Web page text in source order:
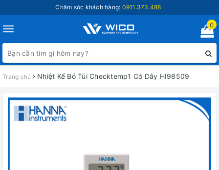
Chăm sóc khách hàng: 0911.373.488
Toggle
navigation
0
Trang chủ Nhiệt Kế Bỏ Túi Checktemp1 Có Dây HI98509